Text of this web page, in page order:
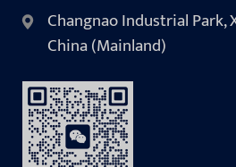
Changnao Industrial Park,
China (Mainland)